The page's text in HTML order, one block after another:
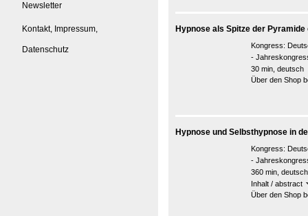
Newsletter
Kontakt, Impressum,
Datenschutz
Hypnose als Spitze der Pyramide
Kongress:
-
30 min, deutsch
Über den Shop
Hypnose und Selbsthypnose in
Kongress:
-
360 min, deutsch
Inhalt / abstract
Über den Shop